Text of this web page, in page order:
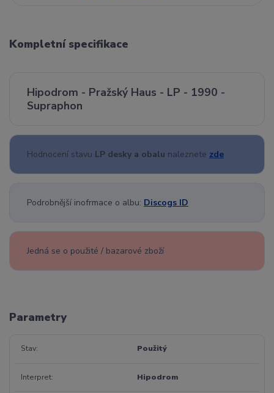
Kompletní specifikace
Hipodrom - Pražský Haus - LP - 1990 -
Supraphon
Hodnocení stavu LP desky a obalu naleznete zde
Podrobnější inofrmace o albu: Discogs ID
Jedná se o použité / bazarové zboží
Parametry
Stav Použitý
Interpret Hipodrom